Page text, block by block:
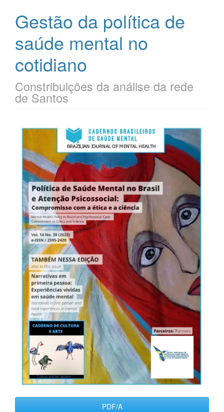
Gestão da política de
saúde mental no
cotidiano
Constribuições da análise da rede
de Santos
Barra
lateral
de
artigos
PDF/A